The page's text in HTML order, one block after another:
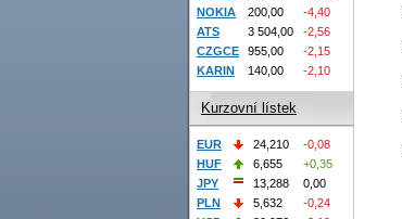
NOKIA
200,00
-4,40
ATS
3 504,00
-2,56
CZGCE
955,00
-2,15
KARIN
140,00 -2,10
Kurzovní lístek
EUR 24,210
-0,08
HUF
6,655
+0,35
JPY
13,288
0,00
PLN
5,632
-0,24